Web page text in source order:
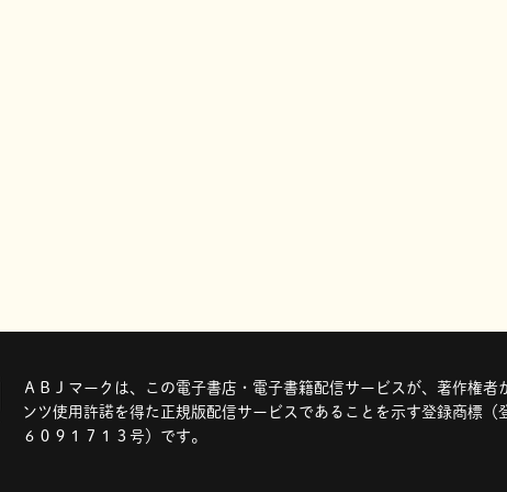
ＡＢＪマークは、この電子書店・電子書籍配信サービスが、著作権者
ンツ使用許諾を得た正規版配信サービスであることを示す登録商標（
６０９１７１３号）です。